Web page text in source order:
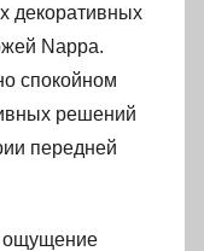
декоративных
Nappa.
спокойном
решений
передней
ощущение